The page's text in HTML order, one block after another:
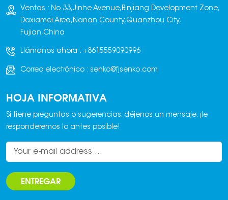
armario eléctrico y
pantalla digital. Se
caracteriza por su
dosificación, rápida
velocidad de
rendimiento de
control y alta
fiabilidad. El equipo
puede ser de
diversos tipos,
cargadoras, cintas
Ventas : No.33,Jinhe Avenue,Binjiang Development Zone,
Daxiamei Area,Nanan County,Quanzhou City,
Fujian,China
Llámanos ahora : +8615559090996
Correo electrónico : senko@fjsenko.com
HOJA INFORMATIVA
Si tiene preguntas o sugerencias, déjenos un mensaje, ¡le
responderemos lo antes posible!
ENTREGAR